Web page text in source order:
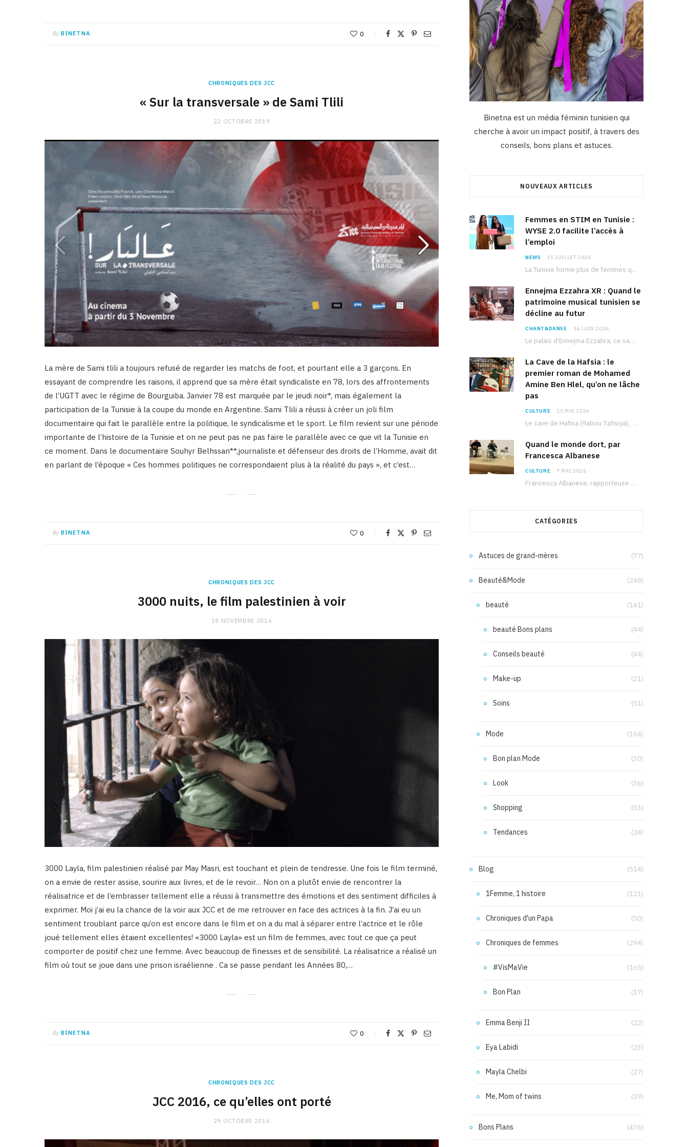
By BINETNA 0
CHRONIQUES DES JCC
« Sur la transversale » de Sami Tlili
22 OCTOBRE 2019
La mère de Sami tlili a toujours refusé de regarder les matchs de foot, et pourtant elle a 3 garçons. En
essayant de comprendre les raisons, il apprend que sa mère était syndicaliste en 78, lors des affrontements
de l’UGTT avec le régime de Bourguiba. Janvier 78 est marquée par le jeudi noir*, mais également la
participation de la Tunisie à la coupe du monde en Argentine. Sami Tlili a réussi à créer un joli film
documentaire qui fait le parallèle entre la politique, le syndicalisme et le sport. Le film revient sur une période
importante de l’histoire de la Tunisie et on ne peut pas ne pas faire le parallèle avec ce que vit la Tunisie en
ce moment. Dans le documentaire Souhyr Belhssan**,journaliste et défenseur des droits de l’Homme, avait dit
en parlant de l’époque « Ces hommes politiques ne correspondaient plus à la réalité du pays », et c’est…
By BINETNA 0
CHRONIQUES DES JCC
3000 nuits, le film palestinien à voir
18 NOVEMBRE 2016
3000 Layla, film palestinien réalisé par May Masri, est touchant et plein de tendresse. Une fois le film terminé,
on a envie de rester assise, sourire aux livres, et de le revoir… Non on a plutôt envie de rencontrer la
réalisatrice et de l’embrasser tellement elle a réussi à transmettre des émotions et des sentiment difficiles à
exprimer. Moi j’ai eu la chance de la voir aux JCC et de me retrouver en face des actrices à la fin. J’ai eu un
sentiment troublant parce qu’on est encore dans le film et on a du mal à séparer entre l’actrice et le rôle
joué tellement elles étaient excellentes! «3000 Layla» est un film de femmes, avec tout ce que ça peut
comporter de positif chez une femme. Avec beaucoup de finesses et de sensibilité. La réalisatrice a réalisé un
film où tout se joue dans une prison israélienne . Ca se passe pendant les Années 80,…
By BINETNA 0
CHRONIQUES DES JCC
JCC 2016, ce qu’elles ont porté
29 OCTOBRE 2016
Binetna est un média féminin tunisien qui
cherche à avoir un impact positif, à travers des
conseils, bons plans et astuces.
NOUVEAUX ARTICLES
Femmes en STIM en Tunisie :
WYSE 2.0 facilite l’accès à
l’emploi
NEWS 15 JUILLET 2026
La Tunisie forme plus de femmes que d’hommes dans les filières scientifiques. Pourtant, pour beaucoup…
Ennejma Ezzahra XR : Quand le
patrimoine musical tunisien se
décline au futur
CHANT&DANSE 16 JUIN 2026
Le palais d’Ennejma Ezzahra, ce sanctuaire de la musique tunisienne et méditerranéenne construit par le…
La Cave de la Hafsia : le
premier roman de Mohamed
Amine Ben Hlel, qu’on ne lâche
pas
CULTURE 15 MAI 2026
Le cave de Hafisa (9abou 7afisiya), premier roman du journaliste tunisien Mohamed Amine Ben Hlel,…
Quand le monde dort, par
Francesca Albanese
CULTURE 7 MAI 2026
Francesca Albanese, rapporteuse spéciale de l’ONU sur les territoires palestiniens occupés, était à Tunis pour…
CATÉGORIES
Astuces de grand-mères (77)
Beauté&Mode (248)
beauté (141)
beauté Bons plans (44)
Conseils beauté (44)
Make-up (21)
Soins (51)
Mode (104)
Bon plan Mode (30)
Look (36)
Shopping (33)
Tendances (24)
Blog (514)
1Femme, 1 histoire (121)
Chroniques d'un Papa (50)
Chroniques de femmes (294)
#VisMaVie (165)
Bon Plan (17)
Emma Benji II (22)
Eya Labidi (23)
Mayla Chelbi (27)
Me, Mom of twins (29)
Bons Plans (476)